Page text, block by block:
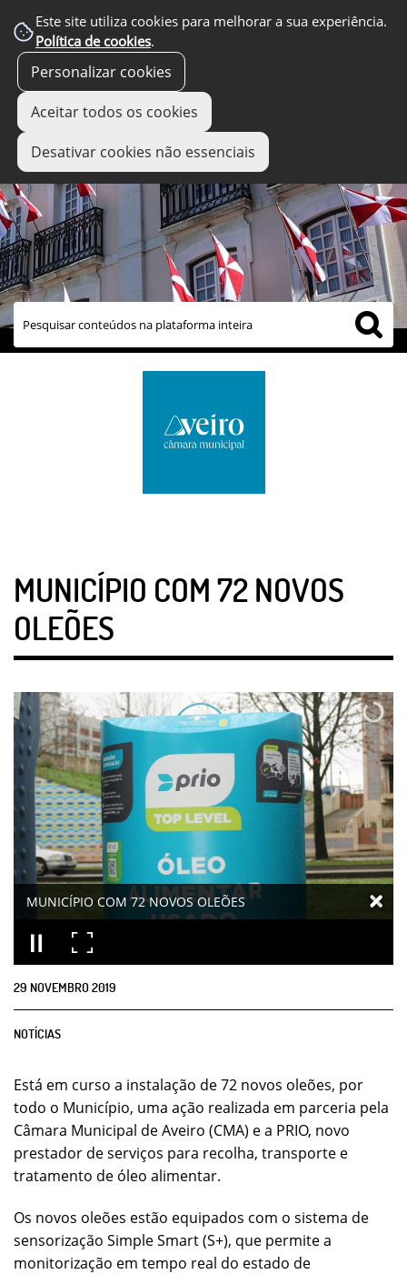
Este site utiliza cookies para melhorar a sua experiência.
Política de cookies.
Personalizar cookies
Aceitar todos os cookies
Desativar cookies não essenciais
links úteis
MUNICÍPIO COM 72 NOVOS
OLEÕES
MUNICÍPIO COM 72 NOVOS OLEÕES
29 NOVEMBRO2019
NOTÍCIAS
Está em curso a instalação de 72 novos oleões, por
todo o Município, uma ação realizada em parceria pela
Câmara Municipal de Aveiro (CMA) e a PRIO, novo
prestador de serviços para recolha, transporte e
tratamento de óleo alimentar.
Os novos oleões estão equipados com o sistema de
sensorização Simple Smart (S+), que permite a
monitorização em tempo real do estado de